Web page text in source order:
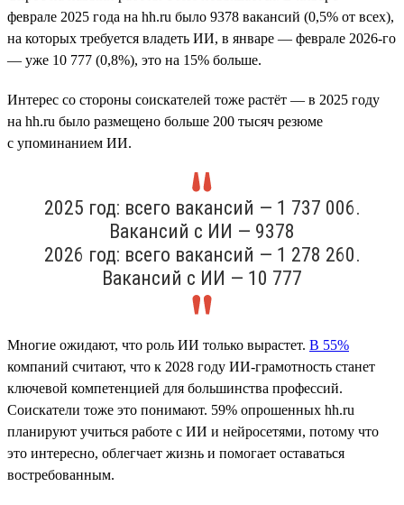
феврале 2025 года на hh.ru было 9378 вакансий (0,5% от всех),
на которых требуется владеть ИИ, в январе — феврале 2026-го
— уже 10 777 (0,8%), это на 15% больше.
Интерес со стороны соискателей тоже растёт — в 2025 году
на hh.ru было размещено больше 200 тысяч резюме
с упоминанием ИИ.
2025 год: всего вакансий — 1 737 006.
Вакансий с ИИ — 9378
2026 год: всего вакансий — 1 278 260.
Вакансий с ИИ — 10 777
Многие ожидают, что роль ИИ только вырастет. В 55%
компаний считают, что к 2028 году ИИ-грамотность станет
ключевой компетенцией для большинства профессий.
Соискатели тоже это понимают. 59% опрошенных hh.ru
планируют учиться работе с ИИ и нейросетями, потому что
это интересно, облегчает жизнь и помогает оставаться
востребованным.